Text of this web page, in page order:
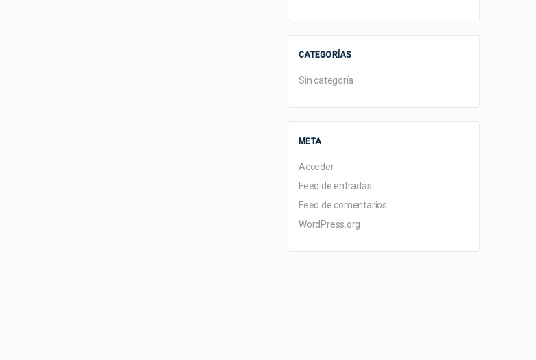
CATEGORÍAS
Sin categoría
META
Acceder
Feed de entradas
Feed de comentarios
WordPress.org